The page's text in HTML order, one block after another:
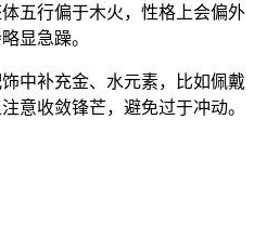
五行偏于木火，性格上会偏外
显急躁。
中补充金、水元素，比如佩戴
意收敛锋芒，避免过于冲动。